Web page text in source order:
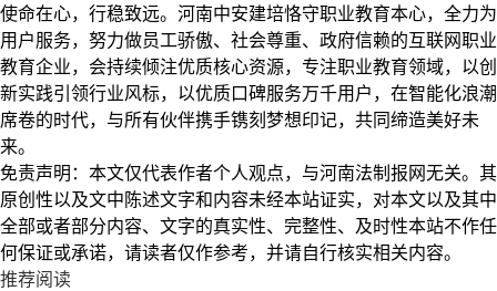
使命在心，行稳致远。河南中安建培恪守职业教育本心，全力为
用户服务，努力做员工骄傲、社会尊重、政府信赖的互联网职业
教育企业，会持续倾注优质核心资源，专注职业教育领域，以创
新实践引领行业风标，以优质口碑服务万千用户，在智能化浪潮
席卷的时代，与所有伙伴携手镌刻梦想印记，共同缔造美好未
来。
免责声明：本文仅代表作者个人观点，与河南法制报网无关。其
原创性以及文中陈述文字和内容未经本站证实，对本文以及其中
全部或者部分内容、文字的真实性、完整性、及时性本站不作任
何保证或承诺，请读者仅作参考，并请自行核实相关内容。
推荐阅读